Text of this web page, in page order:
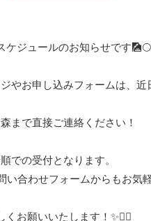
ケジュールのお知らせです
やお申し込みフォームは、近
まで直接ご連絡ください！
での受付となります。
い合わせフォームからもお気
お願いいたします！✨🙋‍♀️